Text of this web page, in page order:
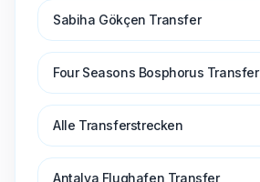
Sabiha Gökçen Transfer
Four Seasons Bosphorus Transfer
Alle Transferstrecken
Antalya Flughafen Transfer